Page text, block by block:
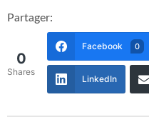
Partager:
0
Shares
Facebook 0
LinkedIn